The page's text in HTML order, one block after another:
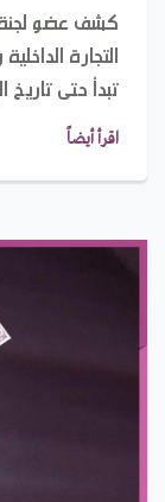
كشف عضو لجنة
التجارة
تبدأ حتى تاريخ
اقرأ أيضاً